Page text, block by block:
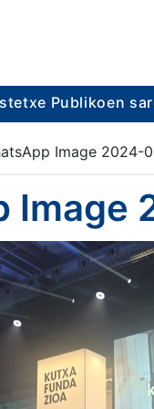
Publikoen
Image 2024-
Image